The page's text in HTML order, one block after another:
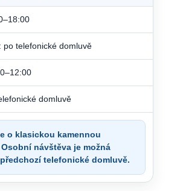
po telefonické domluvě
domluvě
o klasickou kamennou
návštěva je možná
telefonické domluvě.